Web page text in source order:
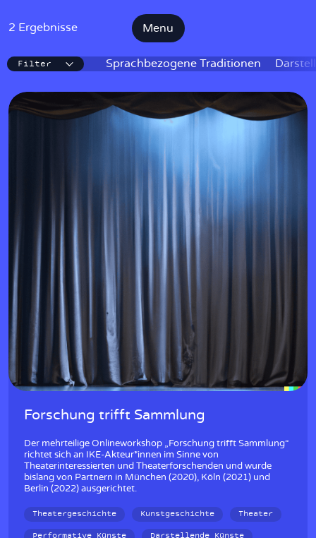
Menu
Filter Sprachbezogene Traditionen
IKE
2 Ergebnisse
Forschung trifft Sammlung
Der mehrteilige Onlineworkshop „Forschung trifft Sammlung“
richtet sich an IKE-Akteur*innen im Sinne von
Theaterinteressierten und Theaterforschenden und wurde
bislang von Partnern in München (2020), Köln (2021) und
Berlin (2022) ausgerichtet.
Theatergeschichte Kunstgeschichte
Theater
Performative Künste
Darstellende Künste